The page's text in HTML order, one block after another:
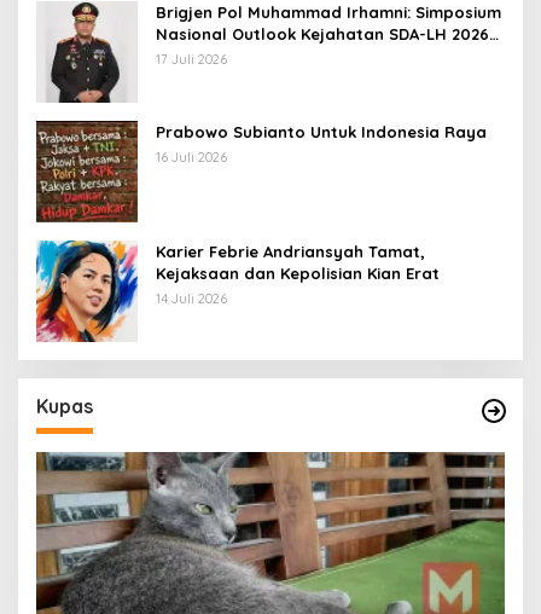
Brigjen Pol Muhammad Irhamni: Simposium
Nasional Outlook Kejahatan SDA-LH 2026–
2030 Beri Banyak Masukan Bagi APH
17 Juli 2026
Prabowo Subianto Untuk Indonesia Raya
16 Juli 2026
Karier Febrie Andriansyah Tamat,
Kejaksaan dan Kepolisian Kian Erat
14 Juli 2026
Kupas